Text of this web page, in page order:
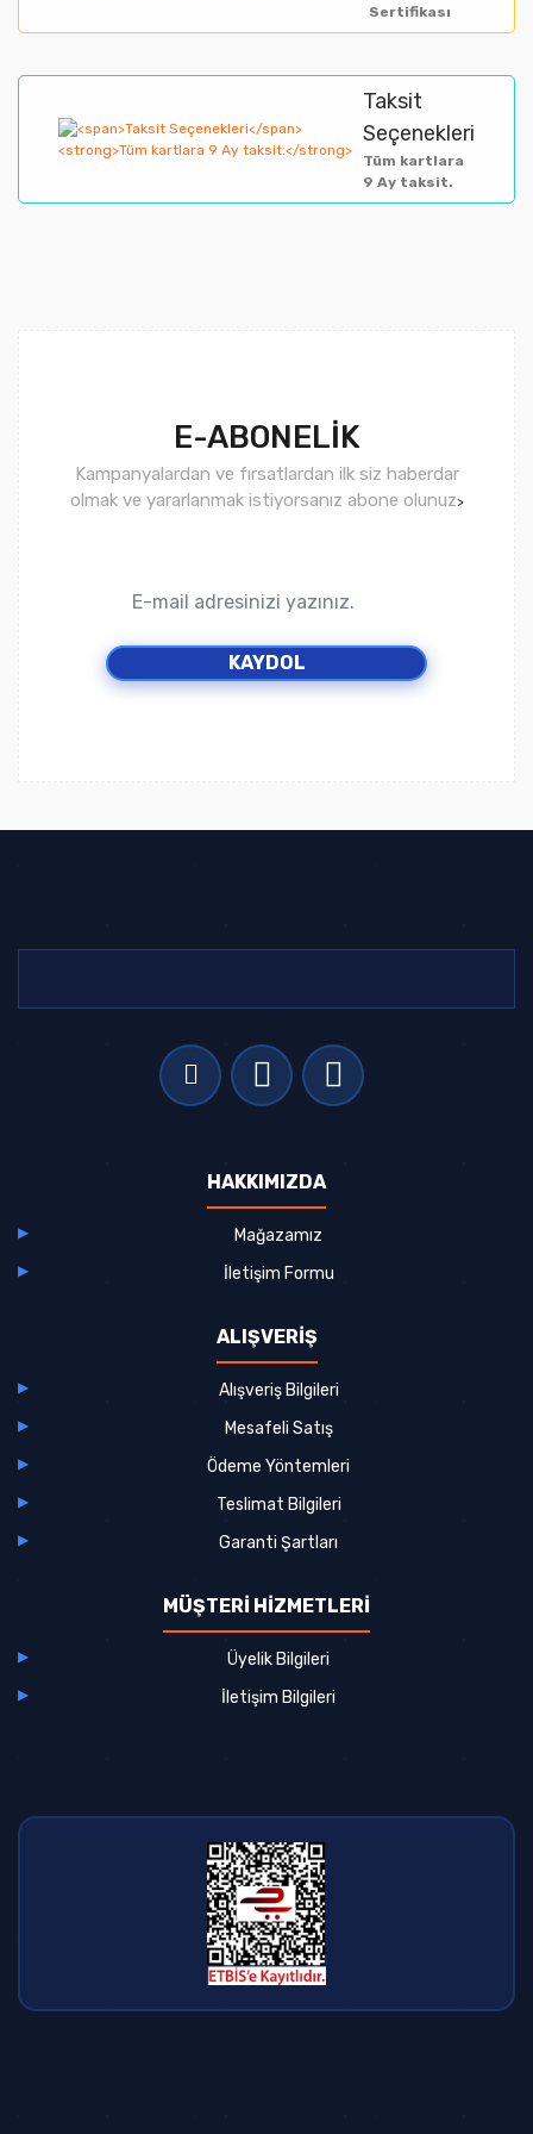
Gönder
Sertifikası
Taksit
Seçenekleri
Tüm kartlara
9 Ay taksit.
E-ABONELİK
Kampanyalardan ve fırsatlardan ilk siz haberdar
olmak ve yararlanmak istiyorsanız abone olunuz>
KAYDOL
HAKKIMIZDA
Mağazamız
İletişim Formu
ALIŞVERİŞ
Alışveriş Bilgileri
Mesafeli Satış
Ödeme Yöntemleri
Teslimat Bilgileri
Garanti Şartları
MÜŞTERİ HİZMETLERİ
Üyelik Bilgileri
İletişim Bilgileri